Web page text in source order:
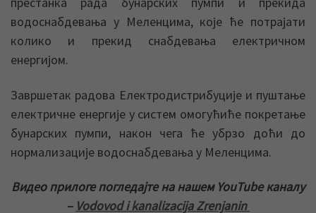
водоснабдевања у Меленцима, које ће потрајати
колико и прекид снабдевања електричном
енергијом.
Завршетак радова Електродистрибуције и пуштање
електричне енергије у систем омогућиће покретање
бунарских пумпи, након чега ће убрзо доћи до
нормализације водоснабдевања у Меленцима.
Видео прилоге погледајте на нашем YouTube каналу
– Vodovod i kanalizacija Zrenjanin